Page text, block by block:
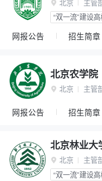
 北京 主管
“双一流”建设
网报公告 招生简章
北京农学院
 北京 主管
网报公告 招生简章
北京林业大
 北京 主管
“双一流”建设